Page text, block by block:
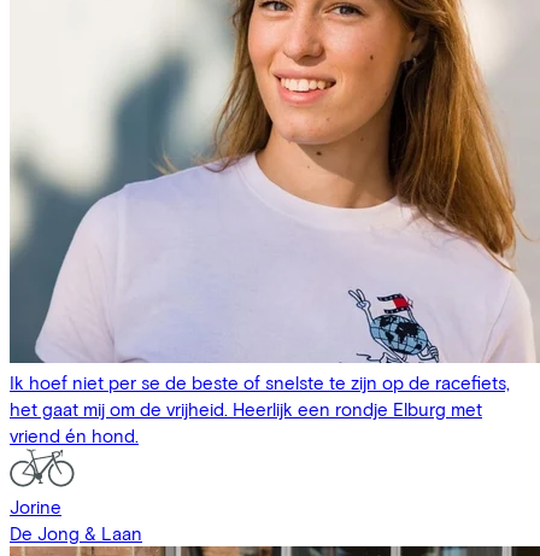
Ik hoef niet per se de beste of snelste te zijn op de racefiets,
het gaat mij om de vrijheid. Heerlijk een rondje Elburg met
vriend én hond.
Jorine
De Jong & Laan